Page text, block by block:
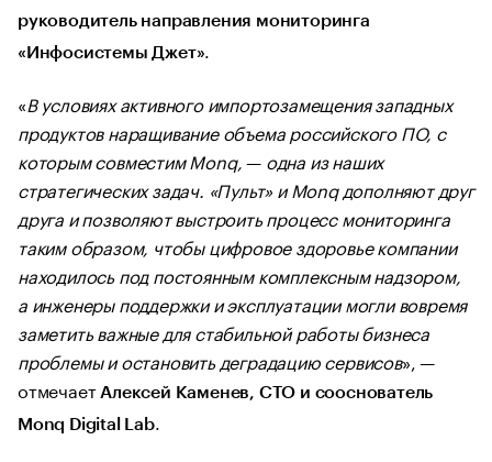
руководитель направления мониторинга
«Инфосистемы Джет».
«В условиях активного импортозамещения западных
продуктов наращивание объема российского ПО, с
которым совместим Monq,— одна из наших
стратегических задач. «Пульт» и Monq дополняют друг
друга и позволяют выстроить процесс мониторинга
таким образом, чтобы цифровое здоровье компании
находилось под постоянным комплексным надзором,
а инженеры поддержки и эксплуатации могли вовремя
заметить важные для стабильной работы бизнеса
проблемы и остановить деградацию сервисов», —
отмечаетАлексей Каменев, CTO и сооснователь
Monq Digital Lab.